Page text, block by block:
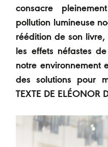
consacre
pollution lumineuse
réédition de son
les effets néfastes
notre environnement
des solutions pour
TEXTE DE ELÉONOR